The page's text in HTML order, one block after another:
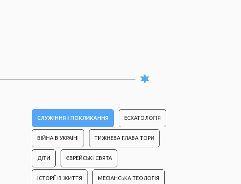
СЛУЖІННЯ І ПОКЛИКАННЯ ЕСХАТОЛОГІЯ
ВІЙНА В УКРАЇНІ ТИЖНЕВА ГЛАВА ТОРИ
ДІТИ ЄВРЕЙСЬКІ СВЯТА
ІСТОРІЇ ІЗ ЖИТТЯ МЕСІАНСЬКА ТЕОЛОГІЯ